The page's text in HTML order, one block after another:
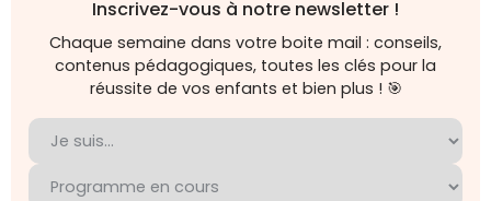
Inscrivez-vous à notre newsletter !
Chaque semaine dans votre boite mail : conseils,
contenus pédagogiques, toutes les clés pour la
réussite de vos enfants et bien plus ! 🎯